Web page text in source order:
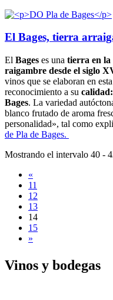
El Bages, tierra
El Bages es una tierra en la
raigambre desde el siglo
vinos que se elaboran en
reconocimiento a su
Bages. La variedad
blanco frutado de aroma
personalidad», tal como
de Pla de Bages.
Mostrando el intervalo 40 -
«
11
12
13
14
15
»
Vinos y bodegas